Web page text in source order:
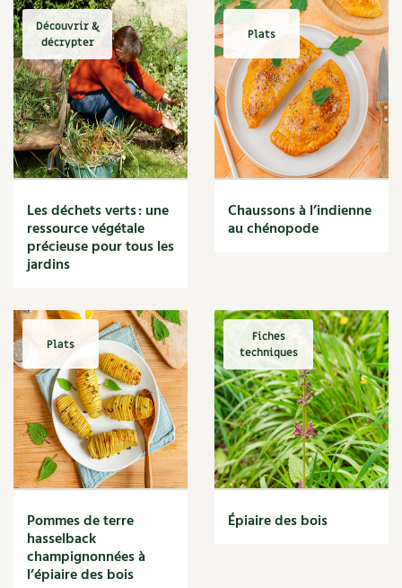
Mare
Marie Chioca
Marmite
Massage
Matériaux
Maux
Méditerranéen
Menace
Mésange
Microflore
Migraine
Mode de culture
Montagne
Moutarde
Multiplication
Muret
Muscade
Musique
Narcisse
Nature
Nettoyage
Nichoir
Noisette
Noix
Découvrir &
décrypter
Les déchets verts : une
ressource végétale
précieuse pour tous les
jardins
Plats
Chaussons à l’indienne
au chénopode
Plats
Pommes de terre
hasselback
champignonnées à
l’épiaire des bois
Fiches
techniques
Épiaire des bois